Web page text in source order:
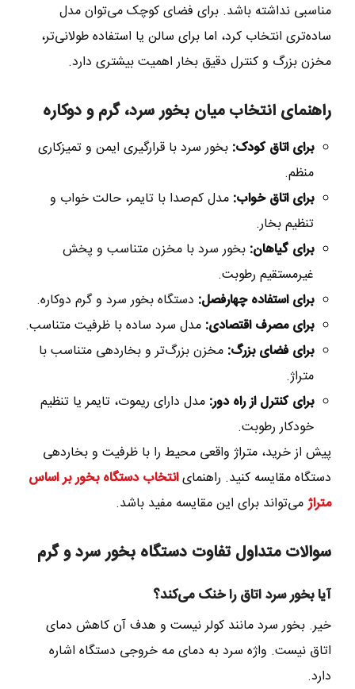
مناسبی نداشته باشد. برای فضای کوچک می‌توان مدل
ساده‌تری انتخاب کرد، اما برای سالن یا استفاده طولانی‌تر،
مخزن بزرگ و کنترل دقیق بخار اهمیت بیشتری دارد.
راهنمای انتخاب میان بخور سرد، گرم و دوکاره
برای اتاق کودک: بخور سرد با قرارگیری ایمن و تمیزکاری
منظم.
برای اتاق خواب: مدل کم‌صدا با تایمر، حالت خواب و
تنظیم بخار.
برای گیاهان: بخور سرد با مخزن متناسب و پخش
غیرمستقیم رطوبت.
برای استفاده چهارفصل: دستگاه بخور سرد و گرم دوکاره.
برای مصرف اقتصادی: مدل سرد ساده با ظرفیت متناسب.
برای فضای بزرگ: مخزن بزرگ‌تر و بخاردهی متناسب با
متراژ.
برای کنترل از راه دور: مدل دارای ریموت، تایمر یا تنظیم
خودکار رطوبت.
پیش از خرید، متراژ واقعی محیط را با ظرفیت و بخاردهی
دستگاه مقایسه کنید. راهنمایانتخاب دستگاه بخور بر اساس
متراژمی‌تواند برای این مقایسه مفید باشد.
سوالات متداول تفاوت دستگاه بخور سرد و گرم
آیا بخور سرد اتاق را خنک می‌کند؟
خیر. بخور سرد مانند کولر نیست و هدف آن کاهش دمای
اتاق نیست. واژه سرد به دمای مه خروجی دستگاه اشاره
دارد.